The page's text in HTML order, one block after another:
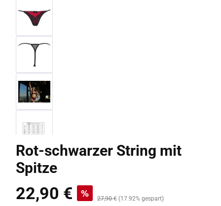
Rot-schwarzer String mit
Spitze
Verkaufspreis:
22,90 € % Regulärer Preis:
27,90 € (17.92% gespart)